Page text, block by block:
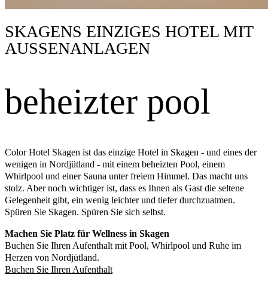
SKAGENS EINZIGES HOTEL MIT
AUSSENANLAGEN
beheizter pool
Color Hotel Skagen ist das einzige Hotel in Skagen - und eines der
wenigen in Nordjütland - mit einem beheizten Pool, einem
Whirlpool und einer Sauna unter freiem Himmel. Das macht uns
stolz. Aber noch wichtiger ist, dass es Ihnen als Gast die seltene
Gelegenheit gibt, ein wenig leichter und tiefer durchzuatmen.
Spüren Sie Skagen. Spüren Sie sich selbst.
Machen Sie Platz für Wellness in Skagen
Buchen Sie Ihren Aufenthalt mit Pool, Whirlpool und Ruhe im
Herzen von Nordjütland.
Buchen Sie Ihren Aufenthalt